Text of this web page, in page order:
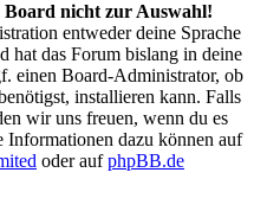
Board nicht zur Auswahl!
entweder deine Sprache
hat das Forum bislang in deine
einen Board-Administrator, ob
installieren kann. Falls
wir uns freuen, wenn du es
Informationen dazu können auf
oder aufphpBB.de